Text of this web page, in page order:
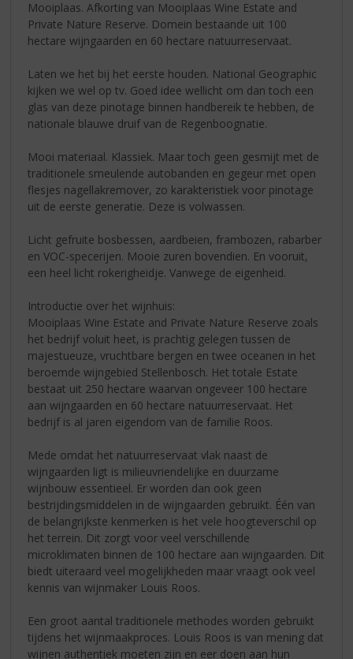
Mooiplaas. Afkorting van Mooiplaas Wine Estate and
Private Nature Reserve. Domein bestaande uit 100
hectare wijngaarden en 60 hectare natuurreservaat.
Laten we het bij het eerste houden. National Geographic
kijken we wel op tv. Goed idee wellicht om dan toch een
glas van deze pinotage binnen handbereik te hebben, de
nationale blauwe druif van de Regenboognatie.
Mooi materiaal. Klassiek. Maar toch geen gesmijt met de
traditionele smeulende autobanden en gegeur met open
flesjes nagellakremover, zo karakteristiek voor pinotage
uit de eerste generatie. Deze is volwassen.
Licht gefruite bosbessen, aardbeien, frambozen, rabarber
en VOC-specerijen. Mooie zuren bovendien. En vooruit,
een heel licht rokerigheidje. Vanwege de eigenheid.
Introductie over het wijnhuis:
Mooiplaas Wine Estate and Private Nature Reserve zoals
het bedrijf voluit heet, is prachtig gelegen tussen de
majestueuze, vruchtbare bergen en twee oceanen in het
beroemde wijngebied Stellenbosch. Het totale Estate
bestaat uit 250 hectare waarvan ongeveer 100 hectare
aan wijngaarden en 60 hectare natuurreservaat. Het
bedrijf is al jaren eigendom van de familie Roos.
Mede omdat het natuurreservaat vlak naast de
wijngaarden ligt is milieuvriendelijke en duurzame
wijnbouw essentieel. Er worden dan ook geen
bestrijdingsmiddelen in de wijngaarden gebruikt. Één van
de belangrijkste kenmerken is het vele hoogteverschil op
het terrein. Dit zorgt voor veel verschillende
microklimaten binnen de 100 hectare aan wijngaarden. Dit
biedt uiteraard veel mogelijkheden maar vraagt ook veel
kennis van wijnmaker Louis Roos.
Een groot aantal traditionele methodes worden gebruikt
tijdens het wijnmaakproces. Louis Roos is van mening dat
wijnen authentiek moeten zijn en eer doen aan hun